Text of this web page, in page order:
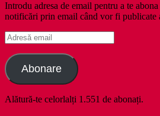
Introdu adresa de email pentru a te
notificări prin email când vor fi publicate
Adresă
email
Abonare
Alătură-te celorlalți 1.551 de abonați.